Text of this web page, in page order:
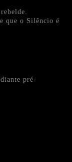
que o Silêncio é
pré-